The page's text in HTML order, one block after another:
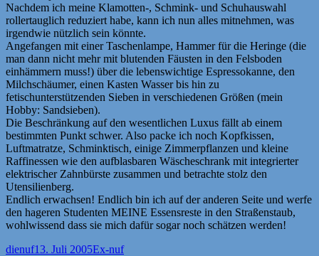
Nachdem ich meine Klamotten-, Schmink- und Schuhauswahl
rollertauglich reduziert habe, kann ich nun alles mitnehmen, was
irgendwie nützlich sein könnte.
Angefangen mit einer Taschenlampe, Hammer für die Heringe (die
man dann nicht mehr mit blutenden Fäusten in den Felsboden
einhämmern muss!) über die lebenswichtige Espressokanne, den
Milchschäumer, einen Kasten Wasser bis hin zu
fetischunterstützenden Sieben in verschiedenen Größen (mein
Hobby: Sandsieben).
Die Beschränkung auf den wesentlichen Luxus fällt ab einem
bestimmten Punkt schwer. Also packe ich noch Kopfkissen,
Luftmatratze, Schminktisch, einige Zimmerpflanzen und kleine
Raffinessen wie den aufblasbaren Wäscheschrank mit integrierter
elektrischer Zahnbürste zusammen und betrachte stolz den
Utensilienberg.
Endlich erwachsen! Endlich bin ich auf der anderen Seite und werfe
den hageren Studenten MEINE Essensreste in den Straßenstaub,
wohlwissend dass sie mich dafür sogar noch schätzen werden!
Autor
dienufVeröffentlicht
13. Juli 2005Kategorien
Ex-nuf